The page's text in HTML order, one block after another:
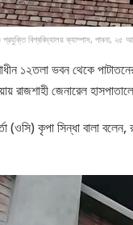
বিশ্ববিদ্যালয় ক্যাম্পাস, পাবনা, ২৫
১২তলা ভবন থেকে
রাজশাহী জেনারেল
(ওসি) কৃপা সিন্ধা বালা